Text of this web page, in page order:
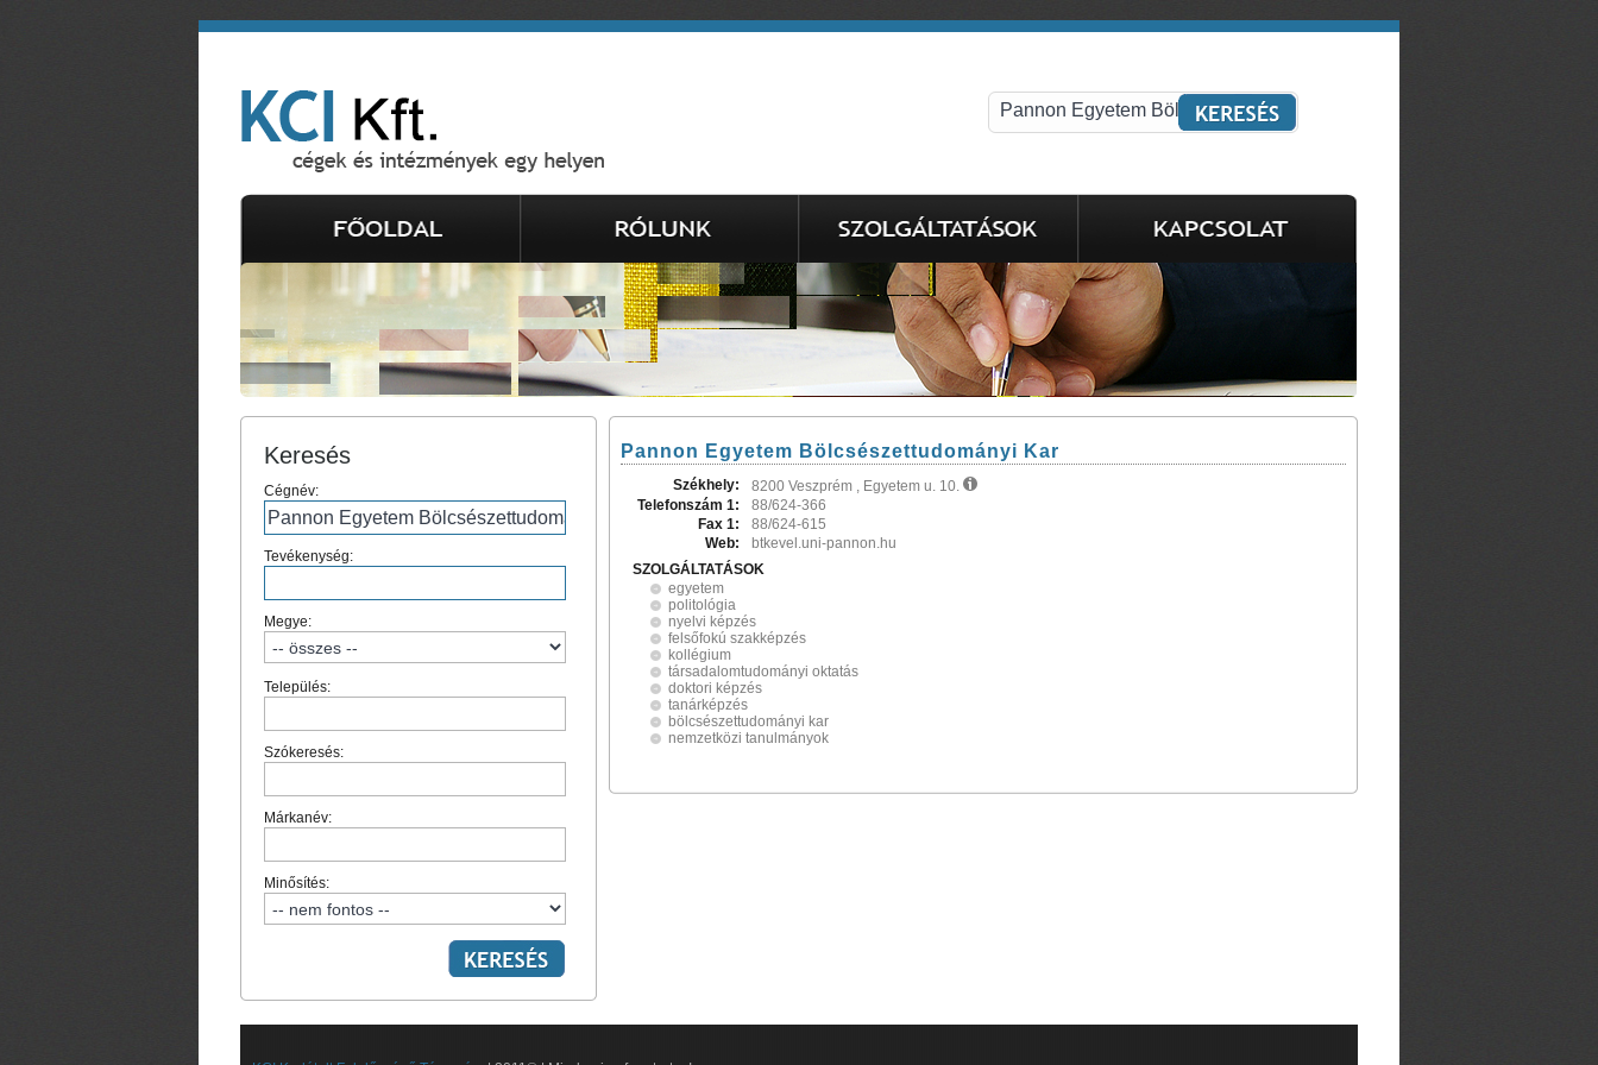
Keresés
Cégnév:
Tevékenység:
Megye:
Település:
Szókeresés:
Márkanév:
Minősítés:
Pannon Egyetem Bölcsészettudományi Kar
Székhely:
8200 Veszprém , Egyetem u. 10.
Telefonszám 1:
88/624-366
Fax 1:
88/624-615
Web:
btkevel.uni-pannon.hu
SZOLGÁLTATÁSOK
egyetem
politológia
nyelvi képzés
felsőfokú szakképzés
kollégium
társadalomtudományi oktatás
doktori képzés
tanárképzés
bölcsészettudományi kar
nemzetközi tanulmányok